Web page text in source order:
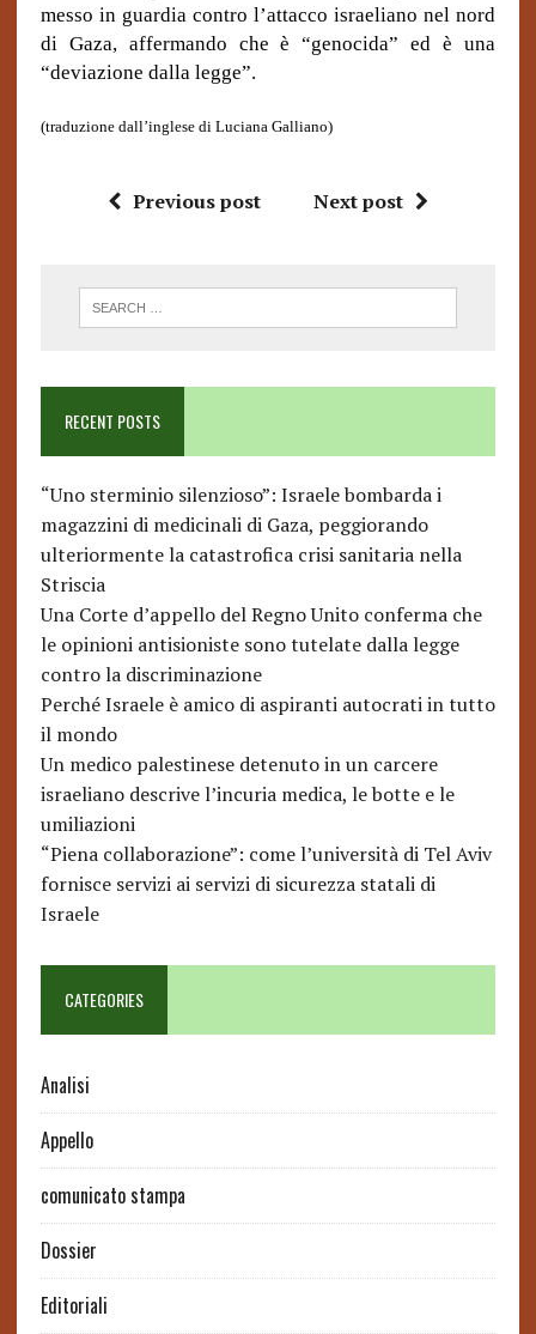
messo in guardia contro l’attacco israeliano nel nord
di Gaza, affermando che è “genocida” ed è una
“deviazione dalla legge”.
(traduzione dall’inglese di Luciana Galliano)
Previous post Next post
RECENT POSTS
“Uno sterminio silenzioso”: Israele bombarda i
magazzini di medicinali di Gaza, peggiorando
ulteriormente la catastrofica crisi sanitaria nella
Striscia
Una Corte d’appello del Regno Unito conferma che
le opinioni antisioniste sono tutelate dalla legge
contro la discriminazione
Perché Israele è amico di aspiranti autocrati in tutto
il mondo
Un medico palestinese detenuto in un carcere
israeliano descrive l’incuria medica, le botte e le
umiliazioni
“Piena collaborazione”: come l’università di Tel Aviv
fornisce servizi ai servizi di sicurezza statali di
Israele
CATEGORIES
Analisi
Appello
comunicato stampa
Dossier
Editoriali